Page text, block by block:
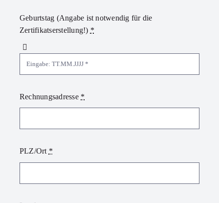
Geburtstag (Angabe ist notwendig für die
Zertifikatserstellung!) *
Rechnungsadresse *
PLZ/Ort *